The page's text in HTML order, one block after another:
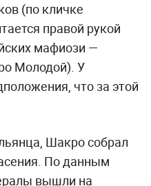
(по кличке
правой рукой
мафиози —
Молодой). У
что за этой
Шакро собрал
По данным
вышли на